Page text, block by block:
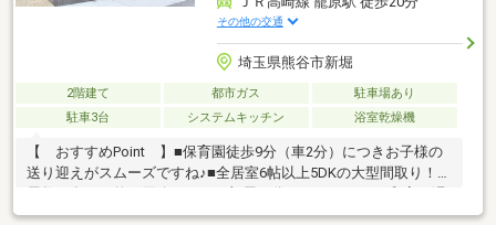
その他の交通
埼玉県熊谷市新堀
2階建て 都市ガス
駐車場あり
駐車3台
システムキッチン 浴室乾燥機
【 おすすめPoint 】■保育園徒歩9分（車2分）につきお子様の
送り迎えがスムーズですね♪■全居室6帖以上5DKの大型間取り！部
気の多い時期にも涼しく過ごすことができます。■2回納戸は収納